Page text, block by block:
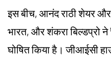
इस बीच, आनंद राठी शेयर और
भारत, और शंकरा बिल्डप्रो
घोषित किया है। जीआईसी